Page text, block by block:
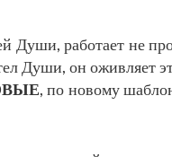
работает не
Души, он оживляет
, по новому